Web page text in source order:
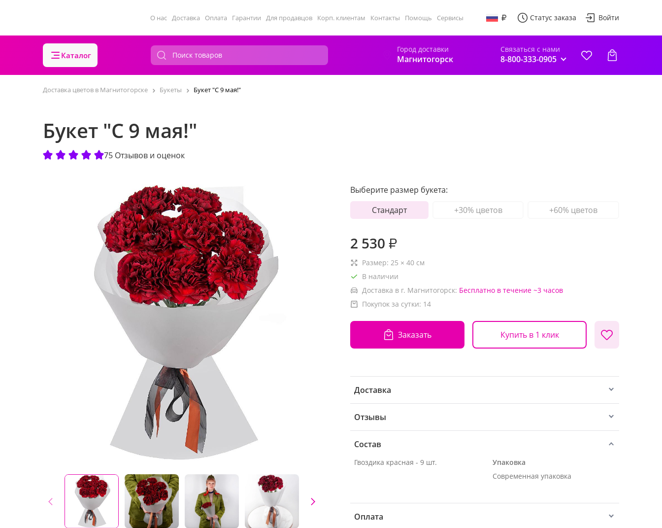
О нас Доставка Оплата Гарантии Для продавцов Корп. клиентам Контакты Помощь Сервисы Статус заказа Войти
Каталог
Город доставки
Магнитогорск
Связаться с нами
8-800-333-0905
Доставка цветов в Магнитогорске Букеты Букет "С 9 мая!"
Букет "С 9 мая!"
75 Отзывов и оценок
Выберите размер букета:
Стандарт
+30% цветов +60% цветов
2 530 ₽
Размер: 25 × 40 см
В наличии
Доставка в г. Магнитогорск: Бесплатно в течение ~3 часов
Покупок за сутки: 14
Заказать Купить в 1 клик
Доставка
Отзывы
Состав
Гвоздика красная - 9 шт.
Упаковка
Современная упаковка
Оплата